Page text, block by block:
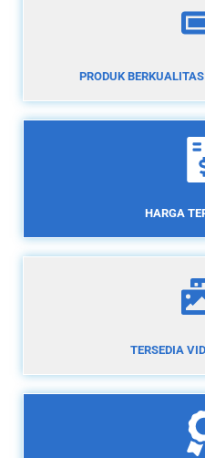
PRODUK
HARGA
TERSEDIA